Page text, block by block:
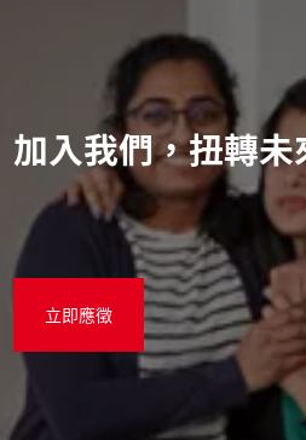
加入我們，扭轉未
立即應徵